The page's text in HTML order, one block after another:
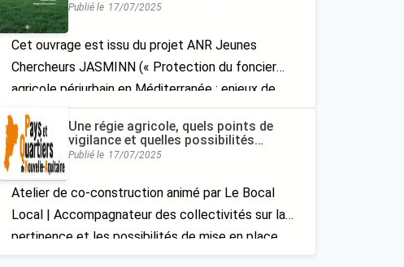
justice, Coline Perrin, Brigitte
Nougarèdes
Publié le 17/07/2025
Cet ouvrage est issu du projet ANR Jeunes
Chercheurs JASMINN (« Protection du foncier
agricole périurbain en Méditerranée : enjeux de
justice et innovations foncières »)coordonné à
l’UMR Innovation (Montpellier). Il s’intéresse aux
enjeux liés au foncier agricole en zone urbaine et
périurbaine.
Une régie agricole, quels points de
vigilance et quelles possibilités
d’action ?, Compte rendu d’atelier –
Publié le 17/07/2025
Atelier de co-construction animé par Le Bocal
Local | Accompagnateur des collectivités sur la
pertinence et les possibilités de mise en place